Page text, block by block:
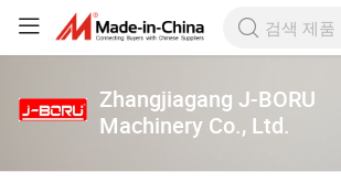
Zhangjiagang J-BORU
Machinery Co., Ltd.